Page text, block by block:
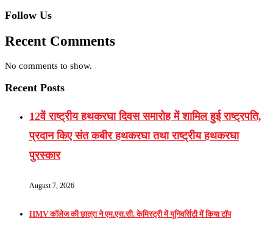
Follow Us
Recent Comments
No comments to show.
Recent Posts
12वें राष्ट्रीय हथकरघा दिवस समारोह में शामिल हुई राष्ट्रपति,
प्रदान किए संत कबीर हथकरघा तथा राष्ट्रीय हथकरघा
पुरस्कार
August 7, 2026
HMV कॉलेज की छात्रा ने एम.एस.सी. केमिस्ट्री में यूनिवर्सिटी में किया टॉप